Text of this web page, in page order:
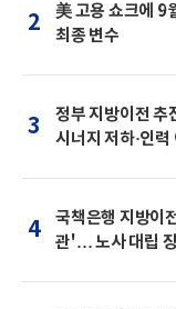
2
美 고용 쇼크에 9
최종 변수
3
정부 지방이전 추
시너지 저하·인
4
국책은행 지방이
관'… 노사 대립